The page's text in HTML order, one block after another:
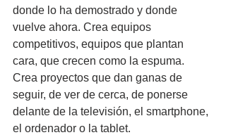
donde lo ha demostrado y donde
vuelve ahora. Crea equipos
competitivos, equipos que plantan
cara, que crecen como la espuma.
Crea proyectos que dan ganas de
seguir, de ver de cerca, de ponerse
delante de la televisión, el smartphone,
el ordenador o la tablet.